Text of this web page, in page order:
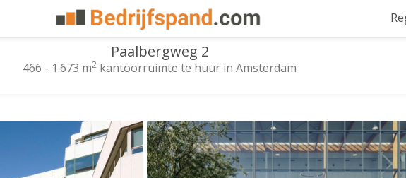
Paalbergweg 2
466 - 1.673 m2 kantoorruimte te huur in Amsterdam